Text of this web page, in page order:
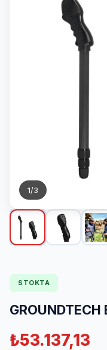
1/3
STOKTA
GROUNDTECH
₺53.137,13